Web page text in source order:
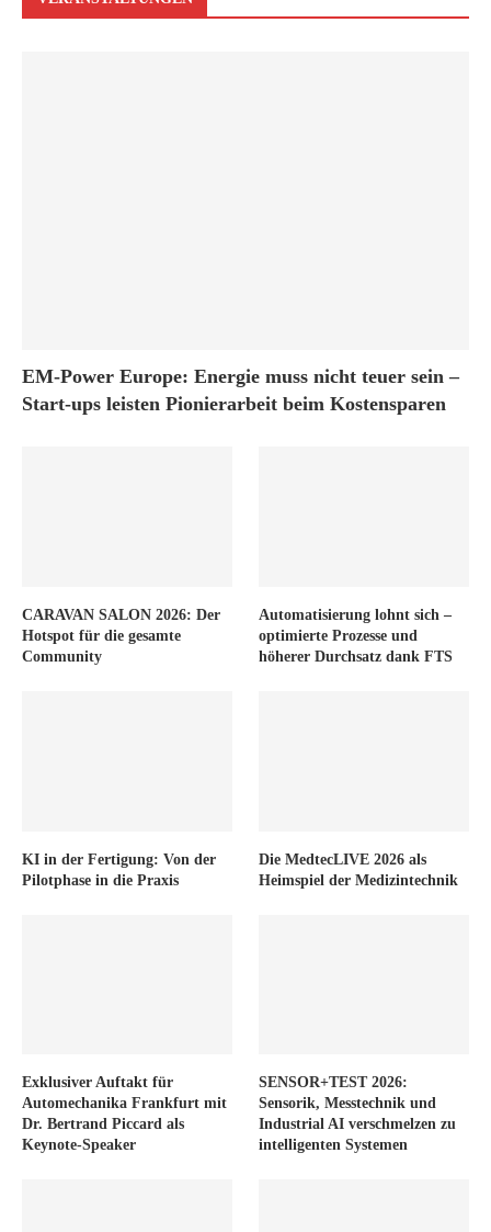
EM-Power Europe: Energie muss nicht teuer sein –
Start-ups leisten Pionierarbeit beim Kostensparen
CARAVAN SALON 2026: Der
Hotspot für die gesamte
Community
Automatisierung lohnt sich –
optimierte Prozesse und
höherer Durchsatz dank FTS
KI in der Fertigung: Von der
Pilotphase in die Praxis
Die MedtecLIVE 2026 als
Heimspiel der Medizintechnik
Exklusiver Auftakt für
Automechanika Frankfurt mit
Dr. Bertrand Piccard als
Keynote-Speaker
SENSOR+TEST 2026:
Sensorik, Messtechnik und
Industrial AI verschmelzen zu
intelligenten Systemen